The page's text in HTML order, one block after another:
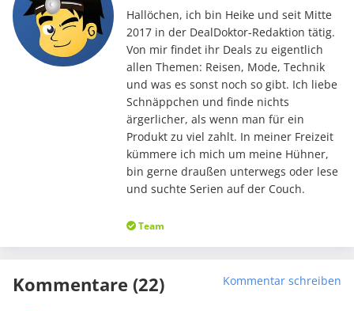
Hallöchen, ich bin Heike und seit Mitte
2017 in der DealDoktor-Redaktion tätig.
Von mir findet ihr Deals zu eigentlich
allen Themen: Reisen, Mode, Technik
und was es sonst noch so gibt. Ich liebe
Schnäppchen und finde nichts
ärgerlicher, als wenn man für ein
Produkt zu viel zahlt. In meiner Freizeit
kümmere ich mich um meine Hühner,
bin gerne draußen unterwegs oder lese
und suchte Serien auf der Couch.
Team
Kommentare (22) Kommentar schreiben